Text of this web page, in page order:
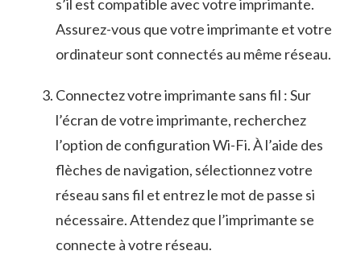
s’il est compatible avec votre imprimante.
Assurez-vous que votre imprimante ‌et votre
ordinateur sont connectés au ​même réseau.
Connectez votre imprimante sans fil : Sur
l’écran de ⁣votre imprimante, ⁢recherchez
l’option de configuration Wi-Fi. À l’aide des
flèches de navigation, sélectionnez ⁣votre
réseau sans ⁤fil et entrez le mot ​de passe ⁣si
nécessaire. Attendez que l’imprimante se
connecte à votre réseau.